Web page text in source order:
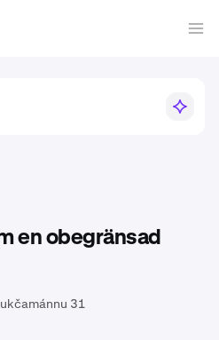
en obegränsad
31